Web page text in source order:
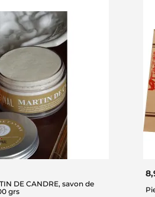
DE CANDRE, savon de
grs